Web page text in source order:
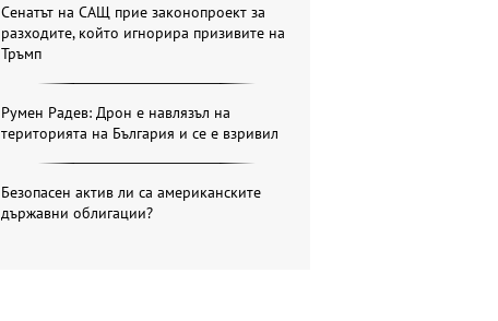
Сенатът на САЩ прие законопроект за
разходите, който игнорира призивите на
Тръмп
Румен Радев: Дрон е навлязъл на
територията на България и се е взривил
Безопасен актив ли са американските
държавни облигации?